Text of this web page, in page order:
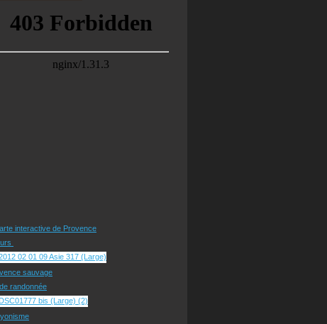
interactive de Provence
sauvage
randonnée